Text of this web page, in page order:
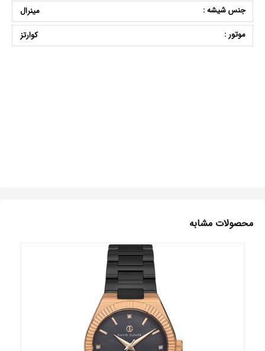
جنس شیشه :
مینرال
موتور :
کوارتز
محصولات مشابه